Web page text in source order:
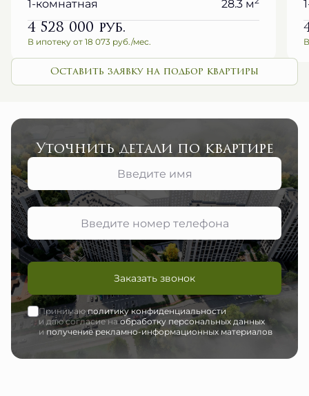
1-комнатная 28.3 м
4 528 000руб.
В ипотеку от 18 073 руб./мес.
Оставить заявку на подбор квартиры
Уточнить детали по квартире
Заказать звонок
Принимаюполитику конфиденциальности
и даю согласие наобработку персональных данных
иполучение рекламно-информационных материалов